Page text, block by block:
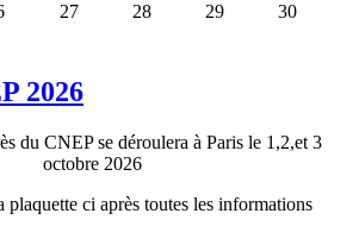
27 28 29
30
2026
du CNEP se déroulera à Paris le 1,2,et 3
octobre 2026
plaquette ci après toutes les informations